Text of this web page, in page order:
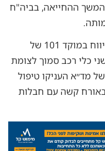
ההחייאה, בביה"ח
מוקדם יותר היום התקבל דיווח במוקד 101 של
כלי רכב סמוך לצומת
מד״א העניקו טיפול
25 שנפצע באורח קשה עם חבלות